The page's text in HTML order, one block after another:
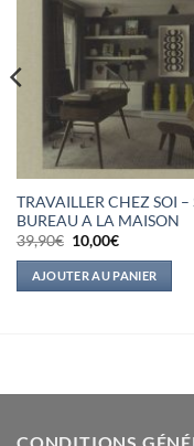
TRAVAILLER CHEZ SOI –
BUREAU A LA MAISON
39,90€ Le
prix
initial
était :
39,90€.
10,00€Le
actuel
est :
10,00€.
AJOUTER AU PANIER